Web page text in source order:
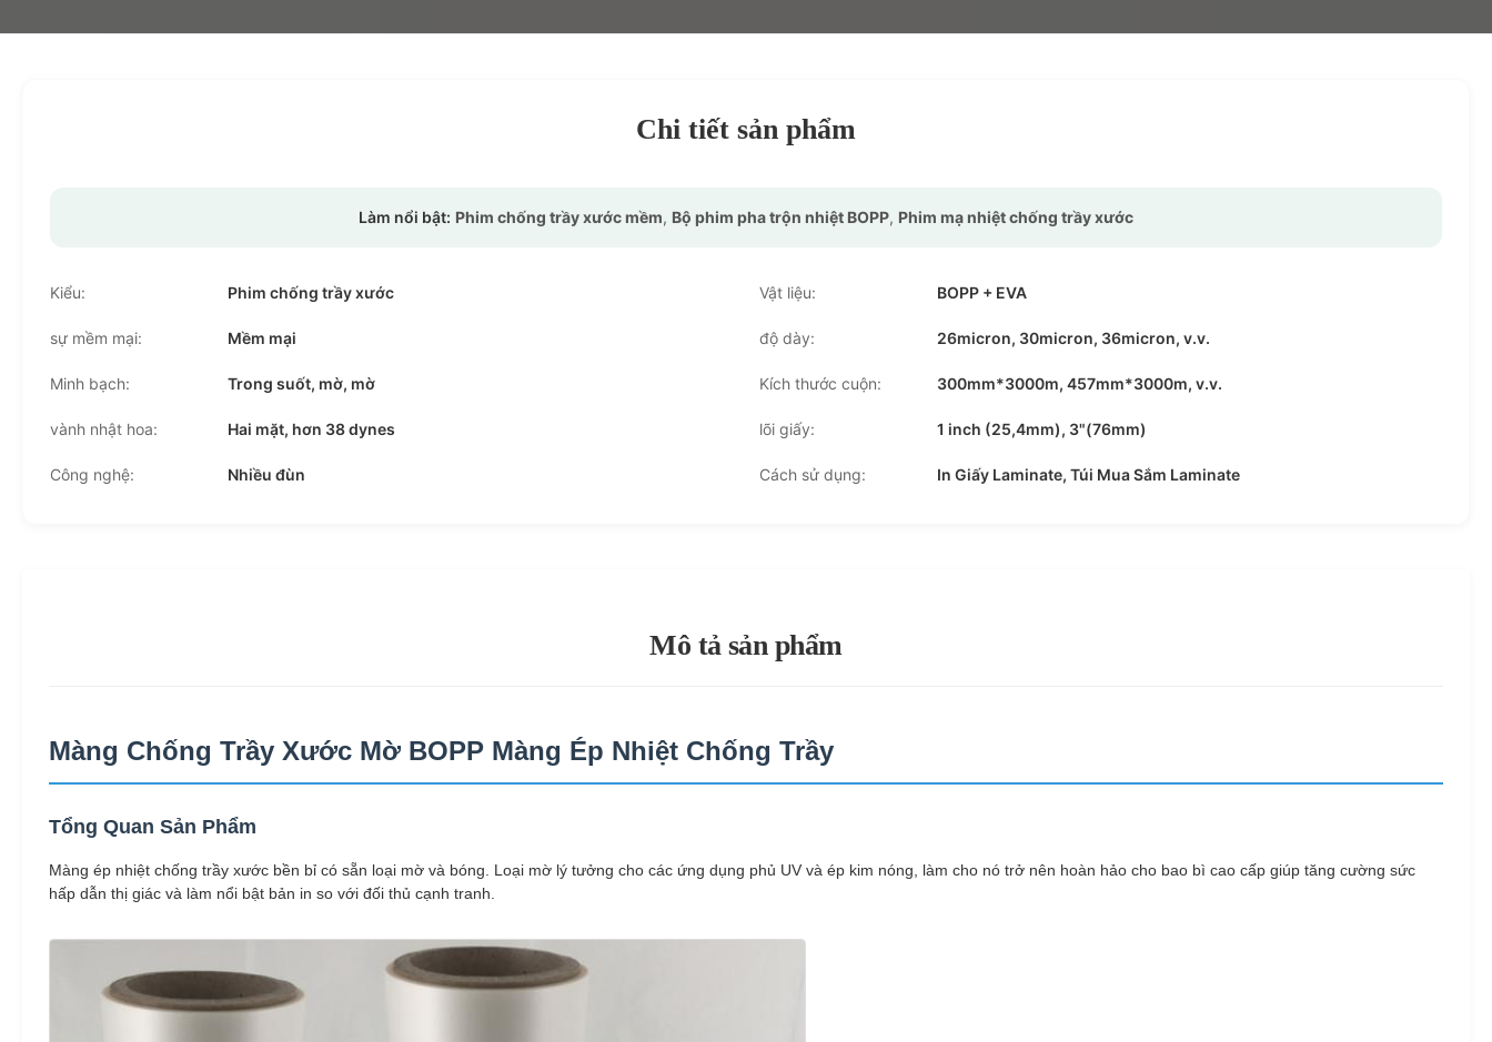
Chi tiết sản phẩm
Làm nổi bật: Phim chống trầy xước mềm, Bộ phim pha trộn nhiệt BOPP, Phim mạ nhiệt chống trầy xước
Kiểu: Phim chống trầy xước Vật liệu: BOPP + EVA
sự mềm mại: Mềm mại độ dày: 26micron, 30micron, 36micron, v.v.
Minh bạch: Trong suốt, mờ, mờ Kích thước cuộn: 300mm*3000m, 457mm*3000m, v.v.
vành nhật hoa: Hai mặt, hơn 38 dynes lõi giấy: 1 inch (25,4mm), 3"(76mm)
Công nghệ: Nhiều đùn Cách sử dụng: In Giấy Laminate, Túi Mua Sắm Laminate
Mô tả sản phẩm
Màng Chống Trầy Xước Mờ BOPP Màng Ép Nhiệt Chống Trầy
Tổng Quan Sản Phẩm
Màng ép nhiệt chống trầy xước bền bỉ có sẵn loại mờ và bóng. Loại mờ lý tưởng cho các ứng dụng phủ UV và ép kim nóng, làm cho nó trở nên hoàn hảo cho bao bì cao cấp giúp tăng cường sức
hấp dẫn thị giác và làm nổi bật bản in so với đối thủ cạnh tranh.